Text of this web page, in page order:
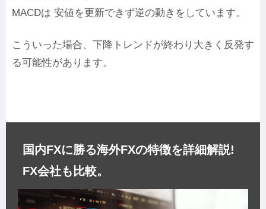
MACDは 安値を更新できず逆の動きをしています。
こういった場合、下降トレンドが終わり大きく反発す
る可能性があります。
国内FXに勝る海外FXの特徴を詳細解説!
FX会社も比較。